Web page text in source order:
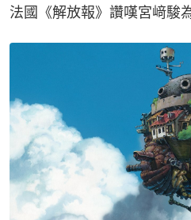
法國《解放報》讚嘆宮﨑駿